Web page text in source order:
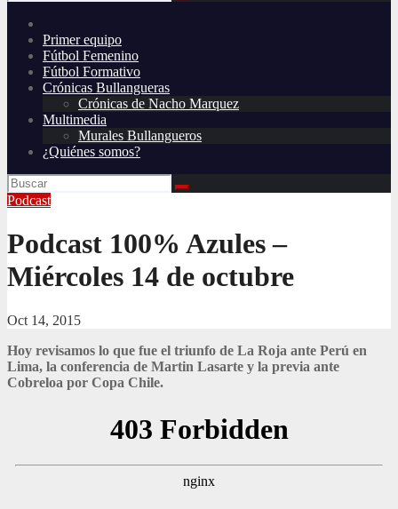
Primer equipo
Fútbol Femenino
Fútbol Formativo
Crónicas Bullangueras
Crónicas de Nacho Marquez
Multimedia
Murales Bullangueros
¿Quiénes somos?
Podcast
Podcast 100% Azules –
Miércoles 14 de octubre
Oct 14, 2015
Hoy revisamos lo que fue el triunfo de La Roja ante Perú en
Lima, la conferencia de Martin Lasarte y la previa ante
Cobreloa por Copa Chile.